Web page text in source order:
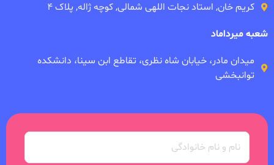
کریم خان, استاد نجات اللهی شمالی, کوچه ژاله, پلاک ۴
شعبه میرداماد
میدان مادر، خیابان شاه نظری، تقاطع ابن سینا، دانشکده
توانبخشی